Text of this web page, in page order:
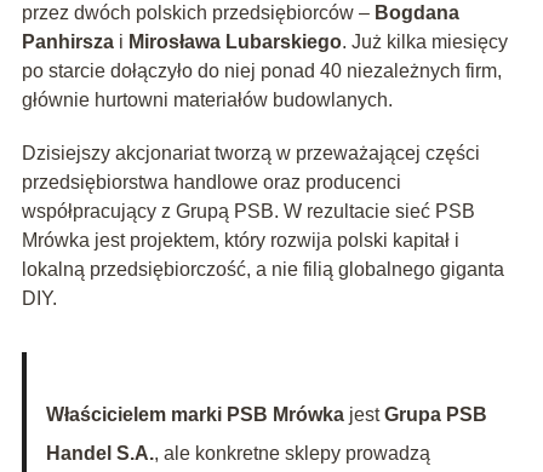
przez dwóch polskich przedsiębiorców – Bogdana
Panhirszai Mirosława Lubarskiego. Już kilka miesięcy
po starcie dołączyło do niej ponad 40 niezależnych firm,
głównie hurtowni materiałów budowlanych.
Dzisiejszy akcjonariat tworzą w przeważającej części
przedsiębiorstwa handlowe oraz producenci
współpracujący z Grupą PSB. W rezultacie sieć PSB
Mrówka jest projektem, który rozwija polski kapitał i
lokalną przedsiębiorczość, a nie filią globalnego giganta
DIY.
Właścicielem marki PSB MrówkajestGrupa PSB
Handel S.A., ale konkretne sklepy prowadzą